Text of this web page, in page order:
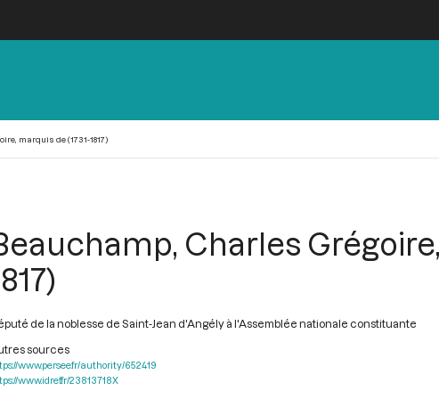
marquis de (1731-1817)
Charles
de la noblesse de Saint-Jean d'Angély à l'Assemblée nationale constituante
sources
www.persee.fr/authority/652419
www.idref.fr/23813718X